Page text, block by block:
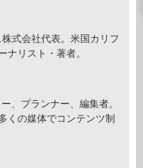
式会社代表。米国カリフ
ナリスト・著者。
、プランナー、編集者。
くの媒体でコンテンツ制